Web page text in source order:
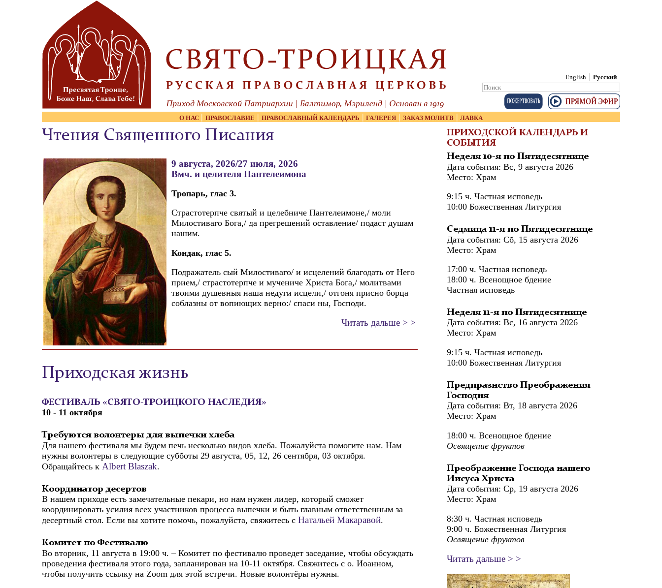
English Русский
Search: Search
О НАС | ПРАВОСЛАВИЕ | ПРАВОСЛАВНЫЙ КАЛЕНДАРЬ | ГАЛЕРЕЯ | ЗАКАЗ МОЛИТВ | ЛАВКА
Чтения Священного Писания
9 августа, 2026/27 июля, 2026
Вмч. и целителя Пантелеимона
Тропарь, глас 3.
Страстотерпче святый и целебниче Пантелеимоне,/ моли
Милостиваго Бога,/ да прегрешений оставление/ подаст душам
нашим.
Кондак, глас 5.
Подражатель сый Милостиваго/ и исцелений благодать от Него
прием,/ страстотерпче и мучениче Христа Бога,/ молитвами
твоими душевныя наша недуги исцели,/ отгоня присно борца
соблазны от вопиющих верно:/ спаси ны, Господи.
Читать дальше > >
Приходская жизнь
ФЕСТИВАЛЬ «СВЯТО-ТРОИЦКОГО НАСЛЕДИЯ»
10 - 11 октября
Требуются волонтеры для выпечки хлеба
Для нашего фестиваля мы будем печь несколько видов хлеба. Пожалуйста помогите нам. Нам
нужны волонтеры в следующие субботы 29 августа, 05, 12, 26 сентября, 03 октября.
Обращайтесь к Albert Blaszak.
Координатор десертов
В нашем приходе есть замечательные пекари, но нам нужен лидер, который сможет
координировать усилия всех участников процесса выпечки и быть главным ответственным за
десертный стол. Если вы хотите помочь, пожалуйста, свяжитесь сНатальей Макаравой.
Комитет по Фестивалю
Во вторник, 11 августа в 19:00 ч. – Комитет по фестивалю проведет заседание, чтобы обсуждать
проведения фестиваля этого года, запланирован на 10-11 октября. Свяжитесь с о. Иоанном,
чтобы получить ссылку на Zoom для этой встречи. Новые волонтёры нужны.
ПРИХОДСКОЙ КАЛЕНДАРЬ И
СОБЫТИЯ
Неделя 10-я по Пятидесятнице
Дата события: Вс, 9 августа 2026
Место: Храм
9:15 ч. Частная исповедь
10:00 Божественная Литургия
Седмица 11-я по Пятидесятнице
Дата события: Сб, 15 августа 2026
Место: Храм
17:00 ч. Частная исповедь
18:00 ч. Всенощное бдение
Частная исповедь
Неделя 11-я по Пятидесятнице
Дата события: Вс, 16 августа 2026
Место: Храм
9:15 ч. Частная исповедь
10:00 Божественная Литургия
Предпразнство Преображения
Господня
Дата события: Вт, 18 августа 2026
Место: Храм
18:00 ч. Всенощное бдение
Освящение фруктов
Преображение Господа нашего
Иисуса Христа
Дата события: Ср, 19 августа 2026
Место: Храм
8:30 ч. Частная исповедь
9:00 ч. Божественная Литургия
Освящение фруктов
Читать дальше > >